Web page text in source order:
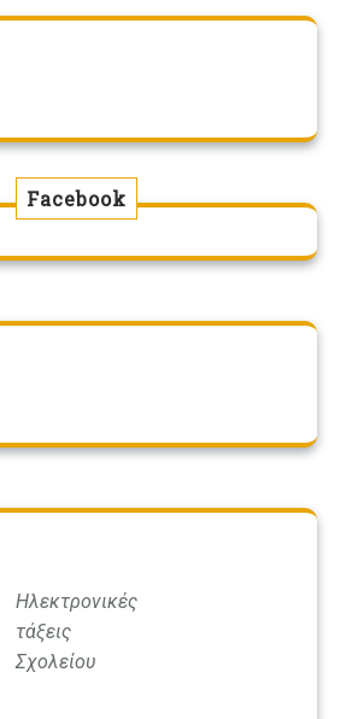
Facebook
Ηλεκτρονικές
τάξεις
Σχολείου